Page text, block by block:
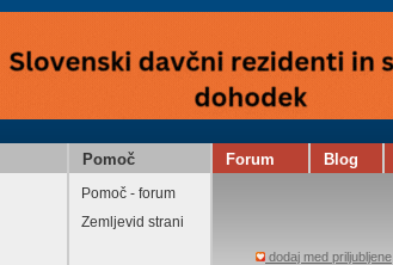
Pomoč Forum Blog
Pomoč - forum
Zemljevid strani
dodaj med priljubljene